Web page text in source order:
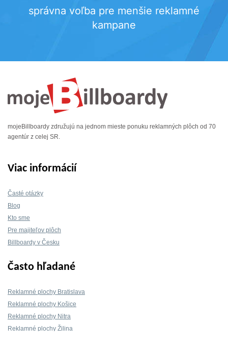
správna voľba pre menšie reklamné
kampane
mojeBillboardy združujú na jednom mieste ponuku reklamných plôch od 70
agentúr z celej SR.
Viac informácií
Časté otázky
Blog
Kto sme
Pre majiteľov plôch
Billboardy v Česku
Často hľadané
Reklamné plochy Bratislava
Reklamné plochy Košice
Reklamné plochy Nitra
Reklamné plochy Žilina